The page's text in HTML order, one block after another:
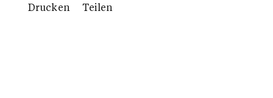
Drucken Teilen